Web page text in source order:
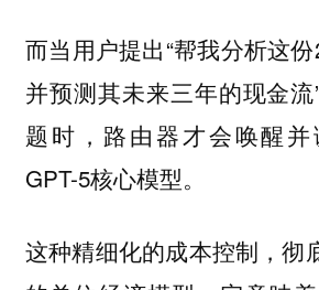
而当用户提出“帮我分析这份
并预测其未来三年的现金
题时，路由器才会唤醒
GPT-5核心模型。
这种精细化的成本控制，彻